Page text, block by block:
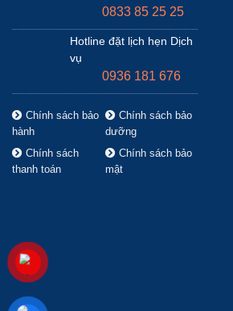
0833 85 25 25
Hotline đặt lịch hẹn Dịch
vụ
0936 181 676
Chính sách bảo
hành
Chính sách bảo
dưỡng
Chính sách
thanh toán
Chính sách bảo
mật